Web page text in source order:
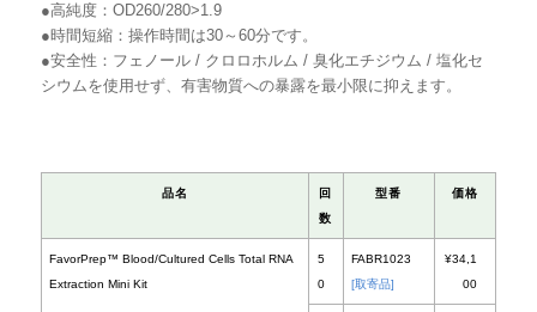
●高純度：OD260/280>1.9
●時間短縮：操作時間は30～60分です。
●安全性：フェノール / クロロホルム / 臭化エチジウム / 塩化セ
シウムを使用せず、有害物質への暴露を最小限に抑えます。